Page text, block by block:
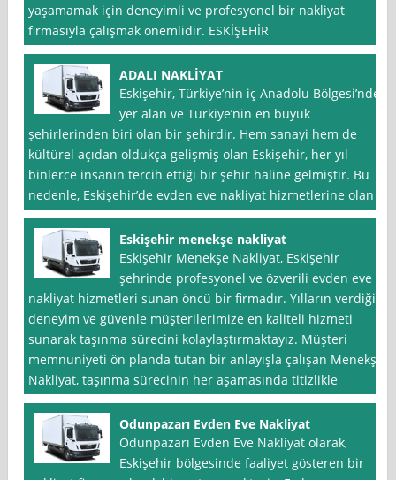
yaşamamak için deneyimli ve profesyonel bir nakliyat
firmasıyla çalışmak önemlidir. ESKİŞEHİR
ADALI NAKLİYAT
Eskişehir, Türkiye’nin iç Anadolu Bölgesi’nde
yer alan ve Türkiye’nin en büyük
şehirlerinden biri olan bir şehirdir. Hem sanayi hem de
kültürel açıdan oldukça gelişmiş olan Eskişehir, her yıl
binlerce insanın tercih ettiği bir şehir haline gelmiştir. Bu
nedenle, Eskişehir’de evden eve nakliyat hizmetlerine olan
Eskişehir menekşe nakliyat
Eskişehir Menekşe Nakliyat, Eskişehir
şehrinde profesyonel ve özverili evden eve
nakliyat hizmetleri sunan öncü bir firmadır. Yılların verdiği
deneyim ve güvenle müşterilerimize en kaliteli hizmeti
sunarak taşınma sürecini kolaylaştırmaktayız. Müşteri
memnuniyeti ön planda tutan bir anlayışla çalışan Menekşe
Nakliyat, taşınma sürecinin her aşamasında titizlikle
Odunpazarı Evden Eve Nakliyat
Odunpazarı Evden Eve Nakliyat olarak,
Eskişehir bölgesinde faaliyet gösteren bir